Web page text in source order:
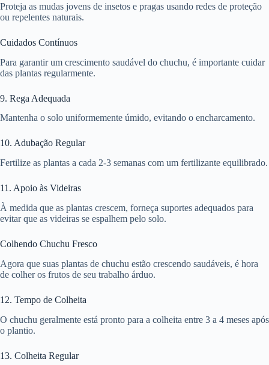
Proteja as mudas jovens de insetos e pragas usando redes de proteção
ou repelentes naturais.
Cuidados Contínuos
Para garantir um crescimento saudável do chuchu, é importante cuidar
das plantas regularmente.
9. Rega Adequada
Mantenha o solo uniformemente úmido, evitando o encharcamento.
10. Adubação Regular
Fertilize as plantas a cada 2-3 semanas com um fertilizante equilibrado.
11. Apoio às Videiras
À medida que as plantas crescem, forneça suportes adequados para
evitar que as videiras se espalhem pelo solo.
Colhendo Chuchu Fresco
Agora que suas plantas de chuchu estão crescendo saudáveis, é hora
de colher os frutos de seu trabalho árduo.
12. Tempo de Colheita
O chuchu geralmente está pronto para a colheita entre 3 a 4 meses após
o plantio.
13. Colheita Regular